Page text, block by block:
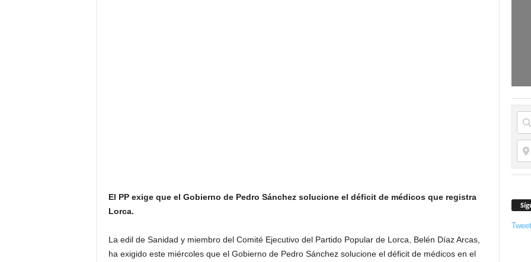
El PP exige que el Gobierno de Pedro Sánchez solucione el déficit de médicos que registra
Lorca.
La edil de Sanidad y miembro del Comité Ejecutivo del Partido Popular de Lorca, Belén Díaz Arcas,
ha exigido este miércoles que el Gobierno de Pedro Sánchez solucione el déficit de médicos en el